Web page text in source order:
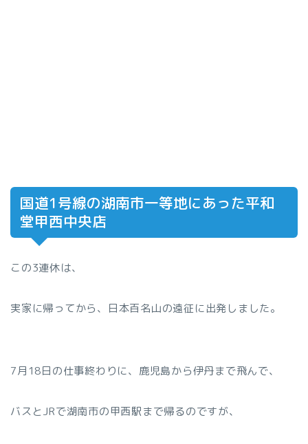
国道1号線の湖南市一等地にあった平和
堂甲西中央店
この3連休は、
実家に帰ってから、日本百名山の遠征に出発しました。
7月18日の仕事終わりに、鹿児島から伊丹まで飛んで、
バスとJRで湖南市の甲西駅まで帰るのですが、